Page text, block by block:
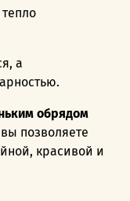
а
обрядом
позволяете
красивой и